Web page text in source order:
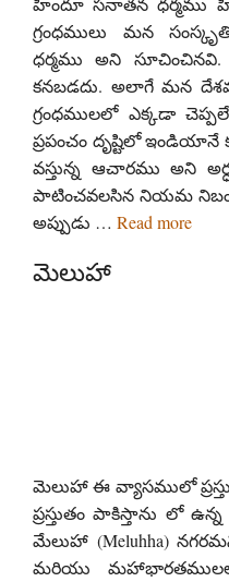
గ్రంధములు మన
ధర్మము అని
కనబడదు. అలాగే మన
గ్రంధములలో ఎక్కడా
ప్రపంచం దృష్టిలో
వస్తున్న ఆచారము అని
పాటించవలసిన నియమ
అప్పుడు … Read more
మెలుహా
మెలుహా ఈ వ్యాసములో
ప్రస్తుతం పాకిస్తాను లో
మేలుహా (Meluhha)
మరియు